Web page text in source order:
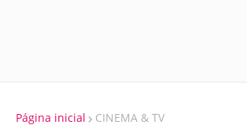
Página inicial CINEMA & TV